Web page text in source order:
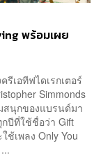
พร้อมเผย
เอทีฟไดเรกเตอร์
Simmonds
สนุกของแบรนด์มา
ปีที่ใช้ชื่อว่า Gift
เพลง Only You